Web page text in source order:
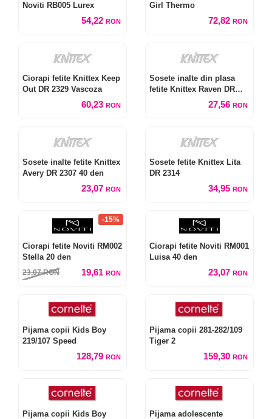
Noviti RB005 Lurex
54,22 RON
Girl Thermo
72,82 RON
Ciorapi fetite Knittex Keep
Out DR 2329 Vascoza
60,23 RON
Sosete inalte din plasa
fetite Knittex Raven DR
27,56 RON
Sosete inalte fetite Knittex
Avery DR 2307 40 den
23,07 RON
Sosete fetite Knittex Lita
DR 2314
34,95 RON
-15%
Ciorapi fetite Noviti RM002
Stella 20 den
23,07RON 19,61 RON
Ciorapi fetite Noviti RM001
Luisa 40 den
23,07 RON
Pijama copii Kids Boy
219/107 Speed
128,79 RON
Pijama copii 281-282/109
Tiger 2
159,30 RON
Pijama copii Kids Boy
Pijama adolescente